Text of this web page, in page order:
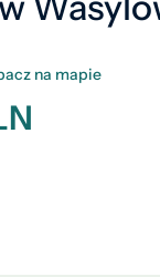
na mapie